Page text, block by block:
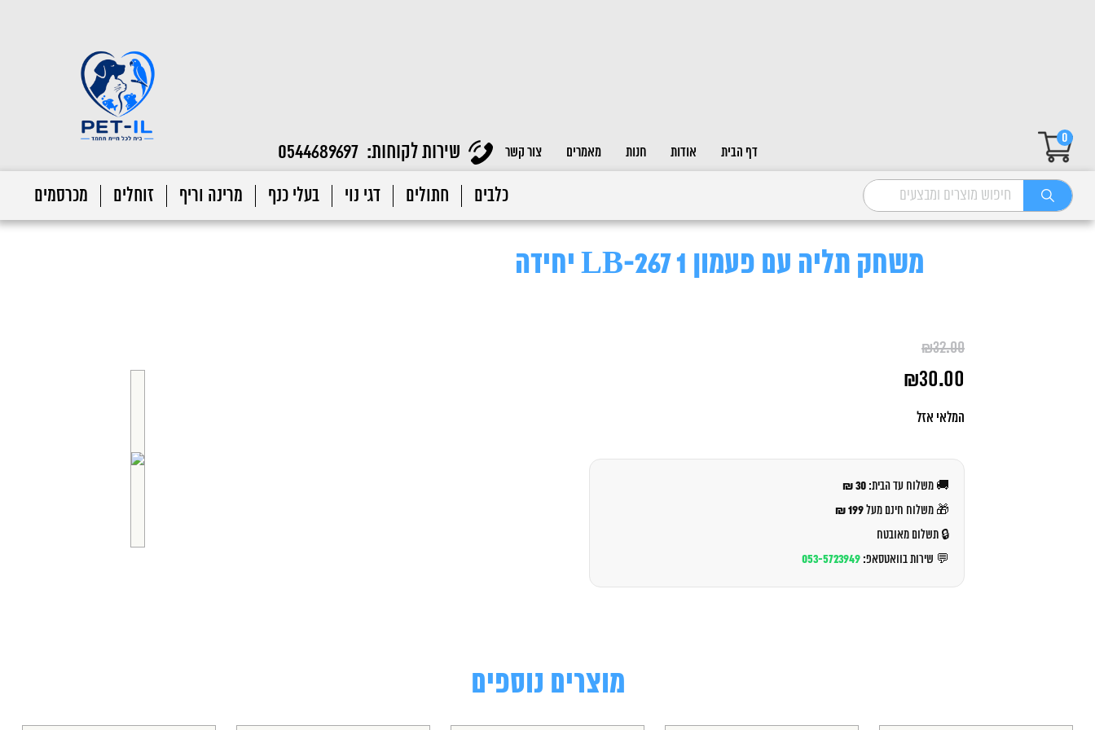
0
דף הבית
אודות חנות מאמרים צור קשר שירות לקוחות: 0544689697
כלבים חתולים דגי נוי בעלי כנף מרינה וריף זוחלים מכרסמים
משחק תליה עם פעמון LB-267 1 יחידה
₪32.00
המקורי
₪32.00.
₪30.00
הנוכחי
המלאי אזל
🚚 משלוח עד הבית: 30 ₪
🎁 משלוח חינם מעל199 ₪
🔒 תשלום מאובטח
💬 שירות בוואטסאפ: 053-5723949
מוצרים נוספים